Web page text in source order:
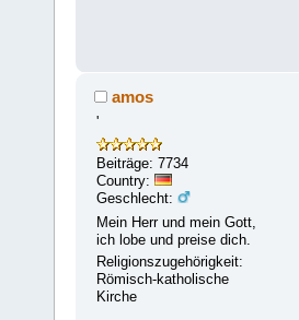
amos
'
Beiträge: 7734
Country:
Geschlecht:
Mein Herr und mein Gott,
ich lobe und preise dich.
Religionszugehörigkeit:
Römisch-katholische
Kirche